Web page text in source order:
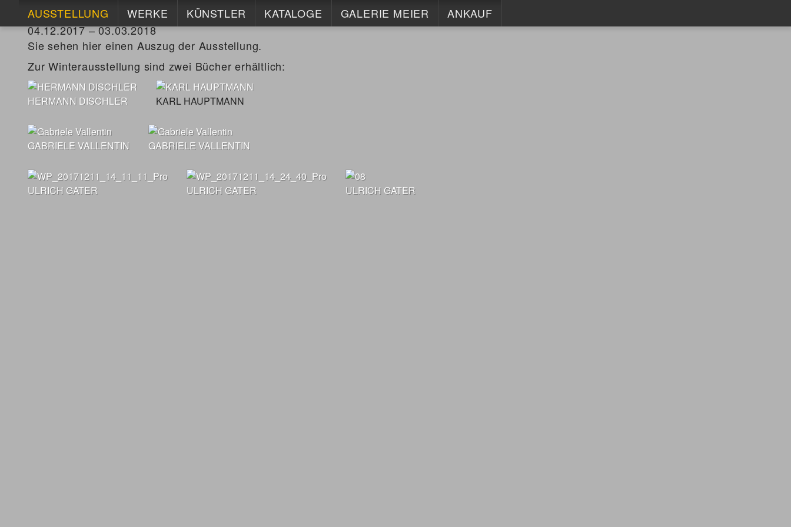
AUSSTELLUNG
GLASGEFÄSSE
AKTUELL
ARCHIV
MESSEN
ARCHIV
ZEITGENÖSSISCHARCHIV
WERKE
1900-1950
ZEITGENÖSSISCH
KERAMIK
KÜNSTLER
1900-1950
ZEITGENÖSSISCH
KERAMIK
KATALOGE
GALERIE MEIER
ANKAUF
AUSSTELLUNG SCHNEE VON GESTERN... UND HEUTE 2017/18
04.12.2017 – 03.03.2018
Sie sehen hier einen Auszug der Ausstellung.
Zur Winterausstellung sind zwei Bücher erhältlich:
HERMANN DISCHLER KARL HAUPTMANN
GABRIELE VALLENTIN GABRIELE VALLENTIN
ULRICH GATER ULRICH GATER ULRICH GATER